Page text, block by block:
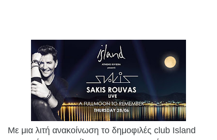
Με μια λιτή ανακοίνωση το δημοφιλές club Island